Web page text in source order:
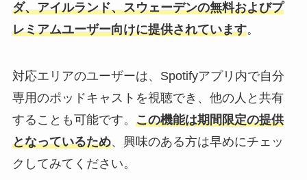
ダ、アイルランド、スウェーデンの無料およびプ
レミアムユーザー向けに提供されています。
対応エリアのユーザーは、Spotifyアプリ内で自分
専用のポッドキャストを視聴でき、他の人と共有
することも可能です。 この機能は期間限定の提供
となっているため、興味のある方は早めにチェッ
クしてみてください。